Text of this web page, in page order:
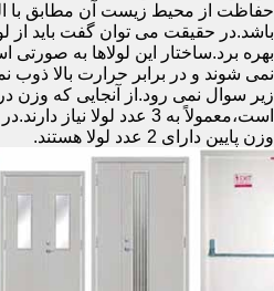
حفاظت از محیط زیست آن مطابق با
باشد.در حقیقت می توان گفت باید
بهره برد.ساختار این لولاها به
نمی شوند و در برابر حرارت بالا ذوب
زیر سوال نمی رود.از آنجایی که وزن
است،معمولاً به 3 عدد لولا
وزن پایین دارای 2 عدد لولا هستند.